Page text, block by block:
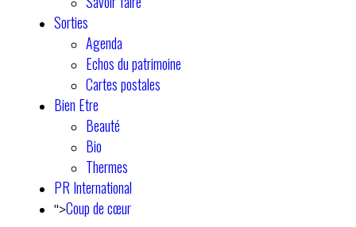
Sorties
Agenda
Echos du patrimoine
Cartes postales
Bien Etre
Beauté
Bio
Thermes
PR International
">Coup de cœur